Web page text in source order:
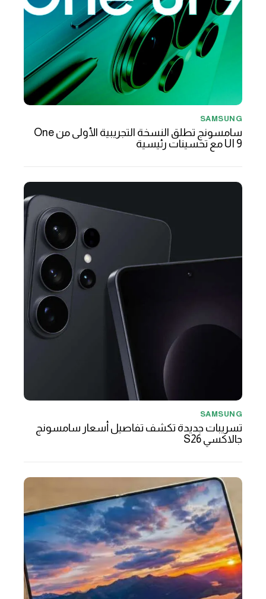
SAMSUNG
سامسونج تطلق النسخة التجريبية الأولى من One
UI 9 مع تحسينات رئيسية
SAMSUNG
تسريبات جديدة تكشف تفاصيل أسعار سامسونج
جالاكسي S26